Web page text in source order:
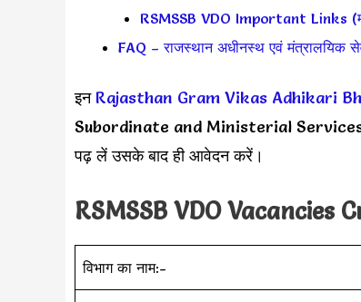
RSMSSB VDO Important Links
FAQ – राजस्थान अधीनस्थ एवं मंत्रालयिक
इन Rajasthan Gram Vikas Adhikari
Subordinate and Ministerial Services
पढ़ लें उसके बाद ही आवेदन करें।
RSMSSB VDO Vacancies
विभाग का नाम:-